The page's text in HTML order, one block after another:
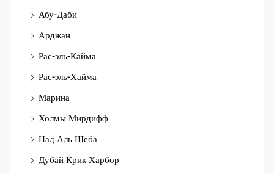
Абу-Даби
Арджан
Рас-эль-Кайма
Рас-эль-Хайма
Марина
Холмы Мирдифф
Над Аль Шеба
Дубай Крик Харбор